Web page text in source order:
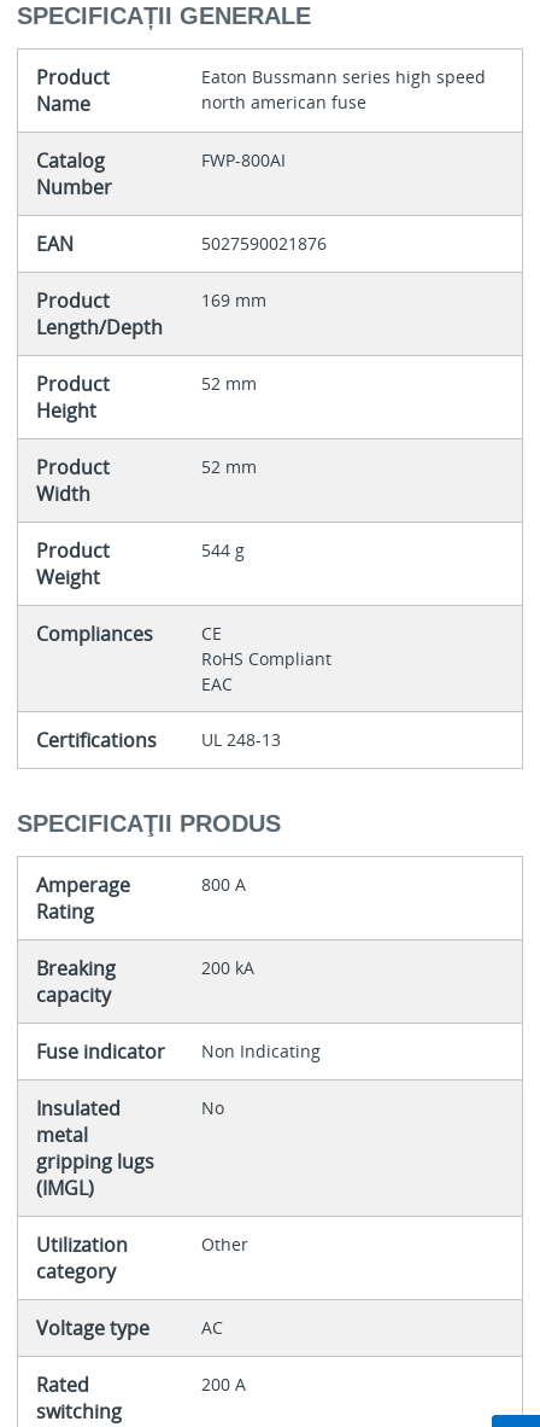
SPECIFICAȚII GENERALE
Product
Name
Eaton Bussmann series high speed
north american fuse
Catalog
Number
FWP-800AI
EAN 5027590021876
Product
Length/Depth
169 mm
Product
Height
52 mm
Product
Width
52 mm
Product
Weight
544 g
Compliances
CE
RoHS Compliant
EAC
Certifications UL 248-13
SPECIFICAŢII PRODUS
Amperage
Rating
800 A
Breaking
capacity
200 kA
Fuse indicator Non Indicating
Insulated
metal
gripping lugs
(IMGL)
No
Utilization
category
Other
Voltage type AC
Rated
switching
200 A